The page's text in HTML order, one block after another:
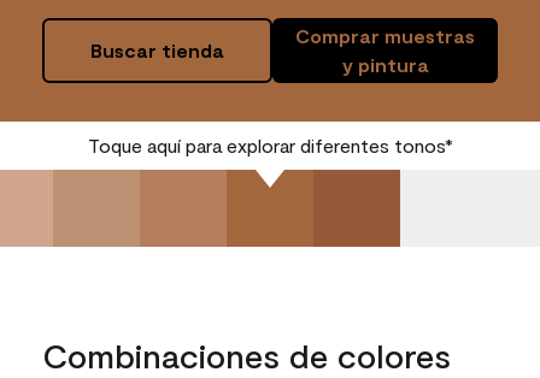
Buscar tienda
Comprar muestras
y pintura
Toque aquí para explorar diferentes tonos*
Combinaciones de colores